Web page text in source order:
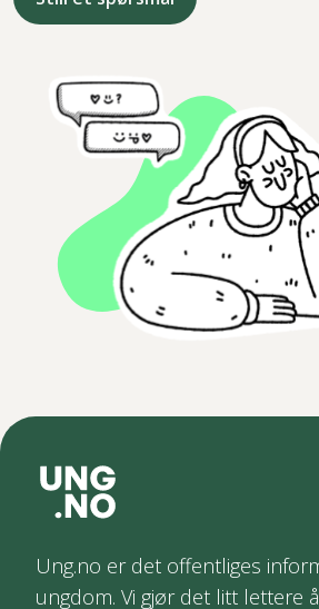
Ung.no er det offentliges
ungdom. Vi gjør det litt lettere